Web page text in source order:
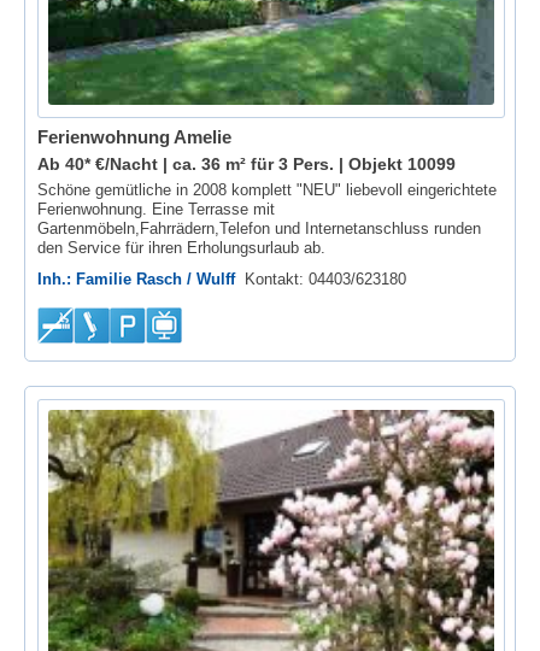
Ferienwohnung Amelie
Ab 40* €/Nacht | ca. 36 m² für 3 Pers. | Objekt 10099
Schöne gemütliche in 2008 komplett "NEU" liebevoll eingerichtete
Ferienwohnung. Eine Terrasse mit
Gartenmöbeln,Fahrrädern,Telefon und Internetanschluss runden
den Service für ihren Erholungsurlaub ab.
Inh.: Familie Rasch / Wulff Kontakt: 04403/623180